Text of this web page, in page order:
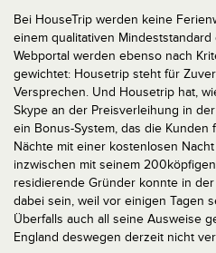
Bei HouseTrip werden keine
einem qualitativen
Webportal werden ebenso nach
gewichtet: Housetrip steht für
Versprechen. Und Housetrip hat,
Skype an der Preisverleihung in
ein Bonus-System, das die
Nächte mit einer kostenlosen
inzwischen mit seinem
residierende Gründer konnte in
dabei sein, weil vor einigen Tagen
Überfalls auch all seine Ausweise
England deswegen derzeit nicht